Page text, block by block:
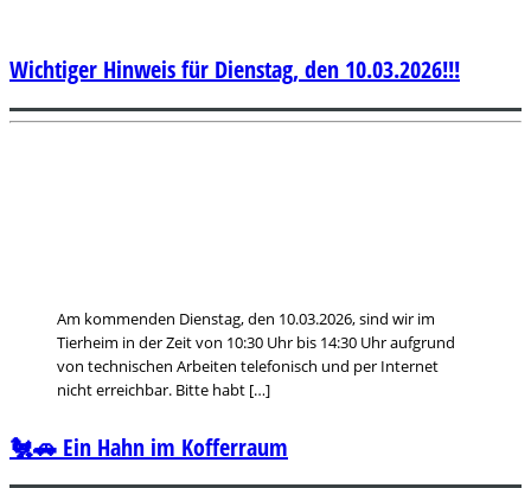
Am kommenden Dienstag, den 10.03.2026, sind wir im
Tierheim in der Zeit von 10:30 Uhr bis 14:30 Uhr aufgrund
von technischen Arbeiten telefonisch und per Internet
nicht erreichbar. Bitte habt […]
Wichtiger Hinweis für Dienstag, den 10.03.2026!!!
🐔🚗 Ein Hahn im Kofferraum